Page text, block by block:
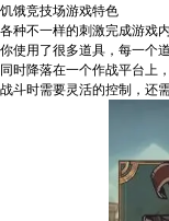
饥饿竞技场游戏特色
各种不一样的刺激完成游戏
你使用了很多道具，每一个
同时降落在一个作战平台上
战斗时需要灵活的控制，还